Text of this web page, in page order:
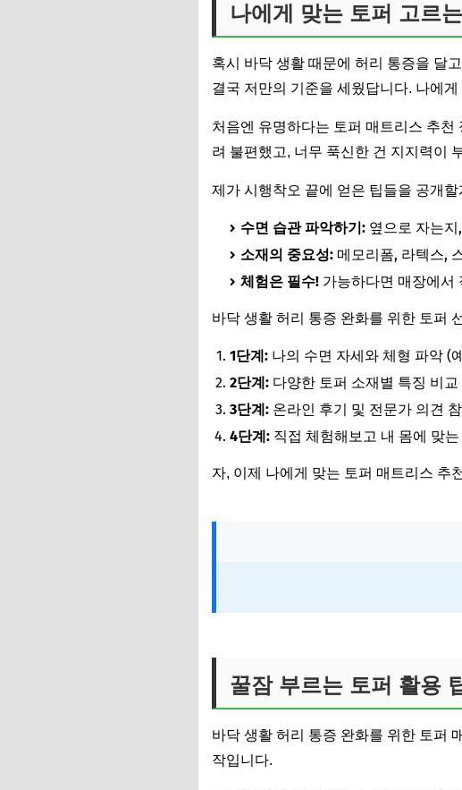
나에게 맞는 토퍼 고르
혹시 바닥 생활 때문에 허리 통증을 달
결국 저만의 기준을 세웠답니다. 나에
처음엔 유명하다는 토퍼 매트리스 추천
려 불편했고, 너무 푹신한 건 지지력이
제가 시행착오 끝에 얻은 팁들을 공개할
수면 습관 파악하기: 옆으로 자는
소재의 중요성: 메모리폼, 라텍스,
체험은 필수! 가능하다면 매장에서
바닥 생활 허리 통증 완화를 위한 토퍼
1단계: 나의 수면 자세와 체형 파악 (
2단계: 다양한 토퍼 소재별 특징 비교
3단계: 온라인 후기 및 전문가 의견
4단계: 직접 체험해보고 내 몸에 맞
자, 이제 나에게 맞는 토퍼 매트리스 추
꿀잠 부르는 토퍼 활용
바닥 생활 허리 통증 완화를 위한 토퍼
작입니다.